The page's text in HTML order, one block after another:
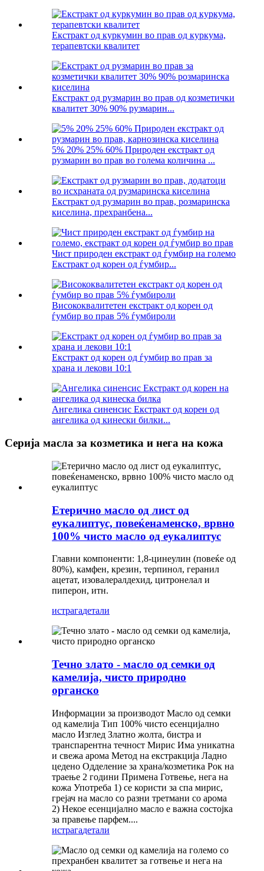
Екстракт од куркумин во прав од куркума,
терапевтски квалитет
Екстракт од рузмарин во прав од козметички
квалитет 30% 90% рузмарин...
5% 20% 25% 60% Природен екстракт од
рузмарин во прав во голема количина ...
Екстракт од рузмарин во прав, розмаринска
киселина, прехранбена...
Чист природен екстракт од ѓумбир на големо
Екстракт од корен од ѓумбир...
Висококвалитетен екстракт од корен од
ѓумбир во прав 5% ѓумбироли
Екстракт од корен од ѓумбир во прав за
храна и лекови 10:1
Ангелика синенсис Екстракт од корен од
ангелика од кинески билки...
Серија масла за козметика и нега на кожа
Етерично масло од лист од
еукалиптус, повеќенаменско, врвно
100% чисто масло од еукалиптус
Главни компоненти: 1,8-цинеулин (повеќе од
80%), камфен, крезин, терпинол, геранил
ацетат, изовалералдехид, цитронелал и
пиперон, итн.
истрагадетали
Течно злато - масло од семки од
камелија, чисто природно
органско
Информации за производот Масло од семки
од камелија Тип 100% чисто есенцијално
масло Изглед Златно жолта, бистра и
транспарентна течност Мирис Има уникатна
и свежа арома Метод на екстракција Ладно
цедено Одделение за храна/козметика Рок на
траење 2 години Примена Готвење, нега на
кожа Употреба 1) се користи за спа мирис,
грејач на масло со разни третмани со арома
2) Некое есенцијално масло е важна состојка
за правење парфем....
истрагадетали